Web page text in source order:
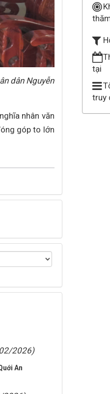
dân Nguyễn
nhân văn
góp to lớn
2026)
An
tại
truy